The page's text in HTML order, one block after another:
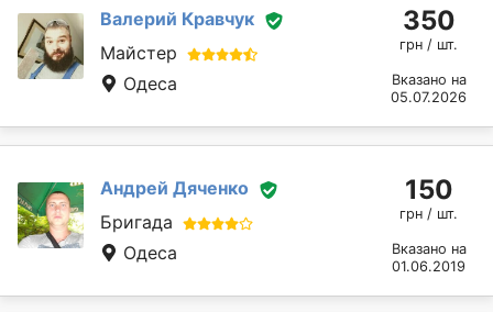
Валерий Кравчук
Майстер
Одеса
350
грн / шт.
Вказано на
05.07.2026
Андрей Дяченко
Бригада
Одеса
150
грн / шт.
Вказано на
01.06.2019